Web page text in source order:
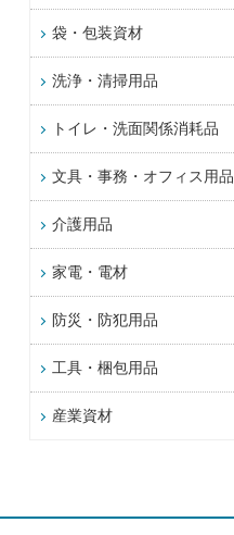
袋・包装資材
洗浄・清掃用品
トイレ・洗面関係消耗品
文具・事務・オフィス用品
介護用品
家電・電材
防災・防犯用品
工具・梱包用品
産業資材